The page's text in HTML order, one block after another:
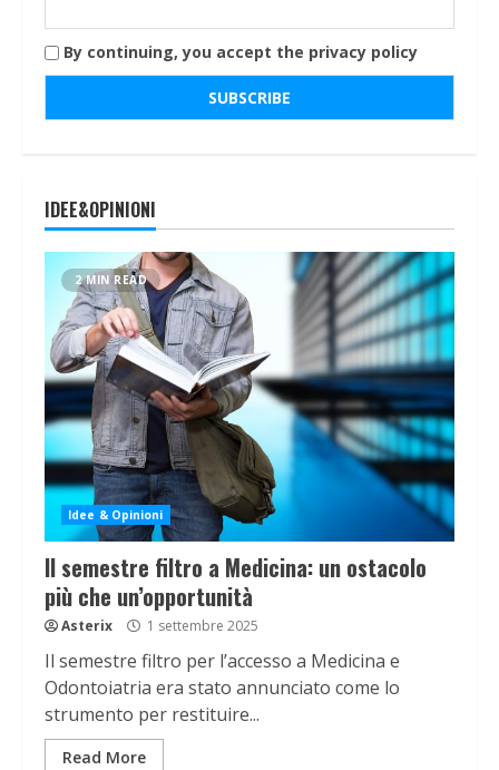
By continuing, you accept the privacy policy
IDEE&OPINIONI
2 MIN READ
Idee & Opinioni
Il semestre filtro a Medicina: un ostacolo
più che un’opportunità
Asterix 1 settembre 2025
Il semestre filtro per l’accesso a Medicina e
Odontoiatria era stato annunciato come lo
strumento per restituire...
Read More